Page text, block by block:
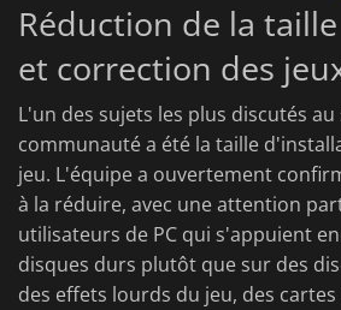
Réduction de la
et correction des
L'un des sujets les plus discutés au
communauté a été la taille
jeu. L'équipe a ouvertement
à la réduire, avec une attention
utilisateurs de PC qui s'appuient
disques durs plutôt que sur des
des effets lourds du jeu, des